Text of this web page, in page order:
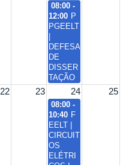
08:00 -
12:00 P
PGEELT
DEFESA
DE
DISSER
TAÇÃO
08:00 -
10:40 F
EELT |
CIRCUIT
OS
ELÉTRI
22 23 24 25